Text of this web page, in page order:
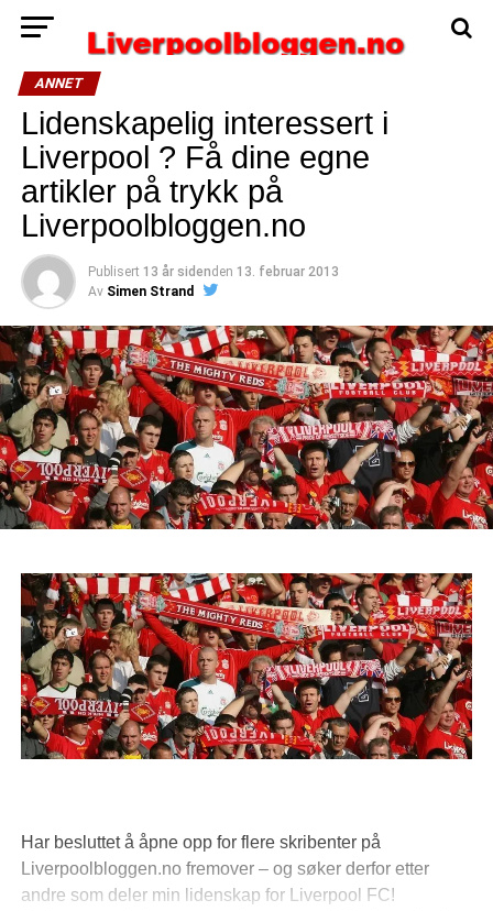
ANNET
Lidenskapelig interessert i
Liverpool ? Få dine egne
artikler på trykk på
Liverpoolbloggen.no
Publisert 13 år sidenden 13. februar 2013
Av Simen Strand
Har besluttet å åpne opp for flere skribenter på
Liverpoolbloggen.no fremover – og søker derfor etter
andre som deler min lidenskap for Liverpool FC!